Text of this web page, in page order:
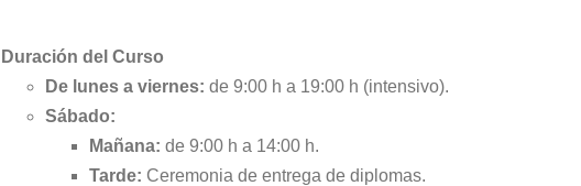
Duración del Curso
De lunes a viernes: de 9:00 h a 19:00 h (intensivo).
Sábado:
Mañana: de 9:00 h a 14:00 h.
Tarde: Ceremonia de entrega de diplomas.